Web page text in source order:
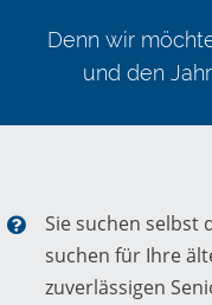
Denn wir
und den
Sie suchen selbst
suchen für Ihre
zuverlässigen